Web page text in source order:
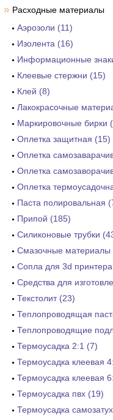
» Расходные материалы
Аэрозоли (11)
Изолента (16)
Информационные
Клеевые стержни (15)
Клей (8)
Лакокрасочные
Маркировочные бирки
Оплетка защитная (15)
Оплетка
Оплетка
Оплетка
Паста полировальная
Припой (185)
Силиконовые трубки
Смазочные материалы
Сопла для 3d
Средства для
Текстолит (23)
Теплопроводящая
Теплопроводящие
Термоусадка 2:1 (7)
Термоусадка клеевая
Термоусадка клеевая
Термоусадка пвх (19)
Термоусадка